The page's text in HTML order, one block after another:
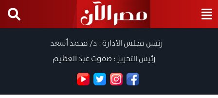
رئيس مجلس الادارة : د/ محمد أسعد
رئيس التحرير : صفوت عبد العظيم